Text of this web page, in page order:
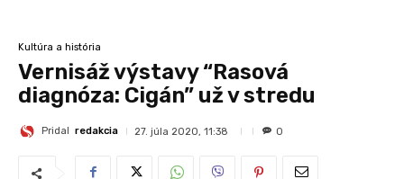
Kultúra a história
Vernisáž výstavy “Rasová
diagnóza: Cigán” už v stredu
Pridal redakcia 27. júla 2020, 11:38 0